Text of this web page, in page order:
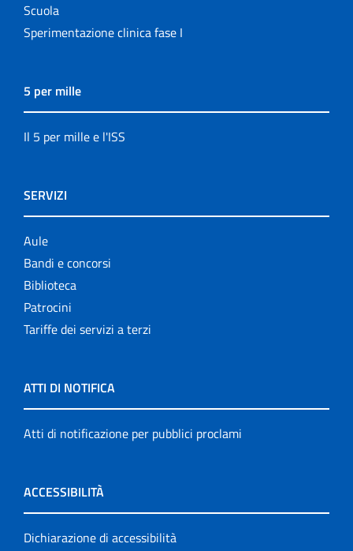
Scuola
Sperimentazione clinica fase I
5 per mille
Il 5 per mille e l'ISS
SERVIZI
Aule
Bandi e concorsi
Biblioteca
Patrocini
Tariffe dei servizi a terzi
ATTI DI NOTIFICA
Atti di notificazione per pubblici proclami
ACCESSIBILITÀ
Dichiarazione di accessibilità